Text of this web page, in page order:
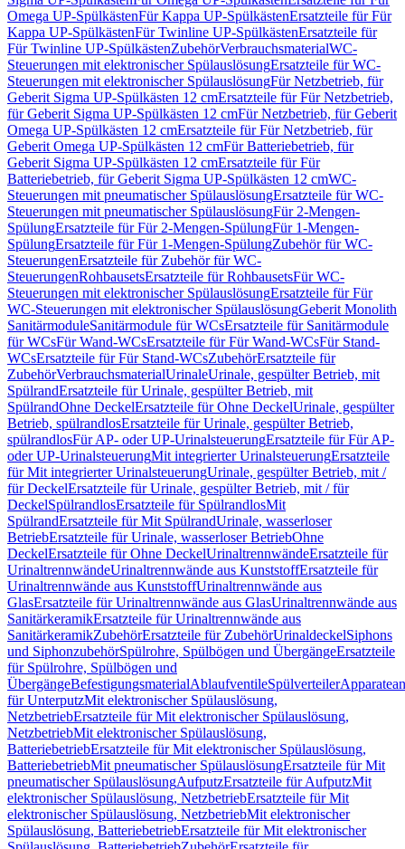
Omega UP-SpülkästenFür Kappa UP-SpülkästenErsatzteile für Für
Kappa UP-SpülkästenFür Twinline UP-SpülkästenErsatzteile für
Für Twinline UP-SpülkästenZubehörVerbrauchsmaterialWC-
Steuerungen mit elektronischer SpülauslösungErsatzteile für WC-
Steuerungen mit elektronischer SpülauslösungFür Netzbetrieb, für
Geberit Sigma UP-Spülkästen 12 cmErsatzteile für Für Netzbetrieb,
für Geberit Sigma UP-Spülkästen 12 cmFür Netzbetrieb, für Geberit
Omega UP-Spülkästen 12 cmErsatzteile für Für Netzbetrieb, für
Geberit Omega UP-Spülkästen 12 cmFür Batteriebetrieb, für
Geberit Sigma UP-Spülkästen 12 cmErsatzteile für Für
Batteriebetrieb, für Geberit Sigma UP-Spülkästen 12 cmWC-
Steuerungen mit pneumatischer SpülauslösungErsatzteile für WC-
Steuerungen mit pneumatischer SpülauslösungFür 2-Mengen-
SpülungErsatzteile für Für 2-Mengen-SpülungFür 1-Mengen-
SpülungErsatzteile für Für 1-Mengen-SpülungZubehör für WC-
SteuerungenErsatzteile für Zubehör für WC-
SteuerungenRohbausetsErsatzteile für RohbausetsFür WC-
Steuerungen mit elektronischer SpülauslösungErsatzteile für Für
WC-Steuerungen mit elektronischer SpülauslösungGeberit Monolith
SanitärmoduleSanitärmodule für WCsErsatzteile für Sanitärmodule
für WCsFür Wand-WCsErsatzteile für Für Wand-WCsFür Stand-
WCsErsatzteile für Für Stand-WCsZubehörErsatzteile für
ZubehörVerbrauchsmaterialUrinaleUrinale, gespülter Betrieb, mit
SpülrandErsatzteile für Urinale, gespülter Betrieb, mit
SpülrandOhne DeckelErsatzteile für Ohne DeckelUrinale, gespülter
Betrieb, spülrandlosErsatzteile für Urinale, gespülter Betrieb,
spülrandlosFür AP- oder UP-UrinalsteuerungErsatzteile für Für AP-
oder UP-UrinalsteuerungMit integrierter UrinalsteuerungErsatzteile
für Mit integrierter UrinalsteuerungUrinale, gespülter Betrieb, mit /
für DeckelErsatzteile für Urinale, gespülter Betrieb, mit / für
DeckelSpülrandlosErsatzteile für SpülrandlosMit
SpülrandErsatzteile für Mit SpülrandUrinale, wasserloser
BetriebErsatzteile für Urinale, wasserloser BetriebOhne
DeckelErsatzteile für Ohne DeckelUrinaltrennwändeErsatzteile für
UrinaltrennwändeUrinaltrennwände aus KunststoffErsatzteile für
Urinaltrennwände aus KunststoffUrinaltrennwände aus
GlasErsatzteile für Urinaltrennwände aus GlasUrinaltrennwände aus
SanitärkeramikErsatzteile für Urinaltrennwände aus
SanitärkeramikZubehörErsatzteile für ZubehörUrinaldeckelSiphons
und SiphonzubehörSpülrohre, Spülbögen und ÜbergängeErsatzteile
für Spülrohre, Spülbögen und
ÜbergängeBefestigungsmaterialAblaufventileSpülverteiler
für UnterputzMit elektronischer Spülauslösung,
NetzbetriebErsatzteile für Mit elektronischer Spülauslösung,
NetzbetriebMit elektronischer Spülauslösung,
BatteriebetriebErsatzteile für Mit elektronischer Spülauslösung,
BatteriebetriebMit pneumatischer SpülauslösungErsatzteile für Mit
pneumatischer SpülauslösungAufputzErsatzteile für AufputzMit
elektronischer Spülauslösung, NetzbetriebErsatzteile für Mit
elektronischer Spülauslösung, NetzbetriebMit elektronischer
Spülauslösung, BatteriebetriebErsatzteile für Mit elektronischer